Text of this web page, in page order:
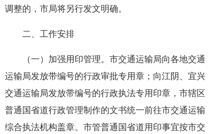
调整的，市局将另行发文明确。
二、工作安排
（一）加强用印管理。市交通运输局向各地交通
运输局发放带编号的行政审批专用章；向江阴、宜兴
交通运输局发放带编号的行政执法专用印章，市辖区
普通国省道行政管理制作的文书统一前往市交通运输
综合执法机构盖章。市管普通国省道用印事宜按市交